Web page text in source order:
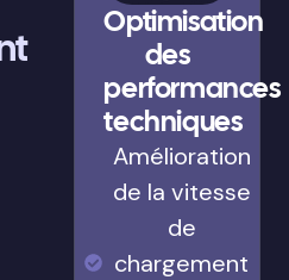
Optimisation
des
performances
techniques
Amélioration
de la vitesse
de
chargement